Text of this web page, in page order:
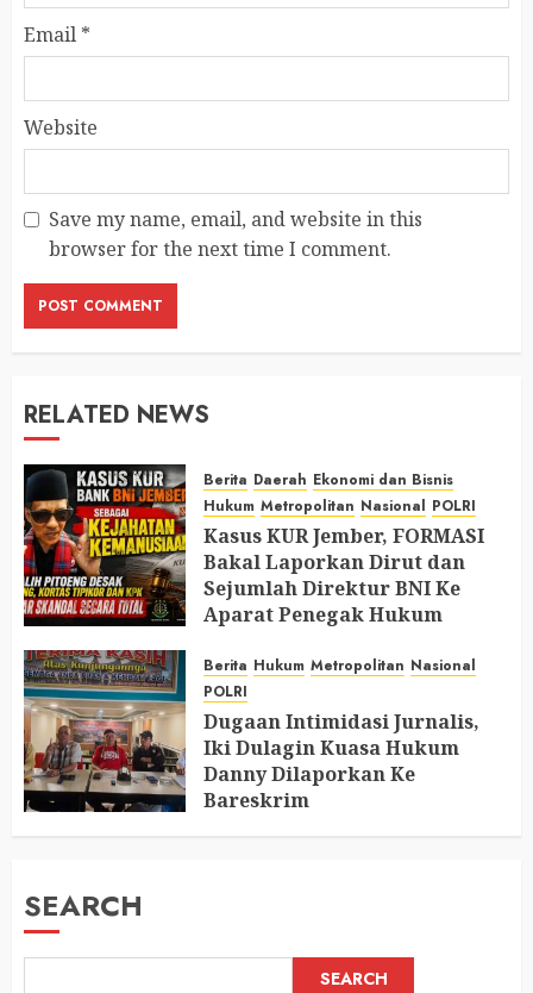
Email *
Website
Save my name, email, and website in this
browser for the next time I comment.
RELATED NEWS
Berita Daerah Ekonomi dan Bisnis
Hukum Metropolitan Nasional POLRI
Kasus KUR Jember, FORMASI
Bakal Laporkan Dirut dan
Sejumlah Direktur BNI Ke
Aparat Penegak Hukum
Berita Hukum Metropolitan Nasional
POLRI
Dugaan Intimidasi Jurnalis,
Iki Dulagin Kuasa Hukum
Danny Dilaporkan Ke
Bareskrim
SEARCH
SEARCH